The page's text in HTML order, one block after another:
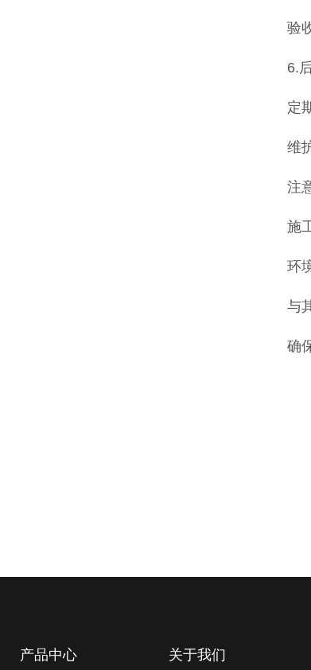
验
6.
定
维
注
施
环
与
确
产品中心 关于我们